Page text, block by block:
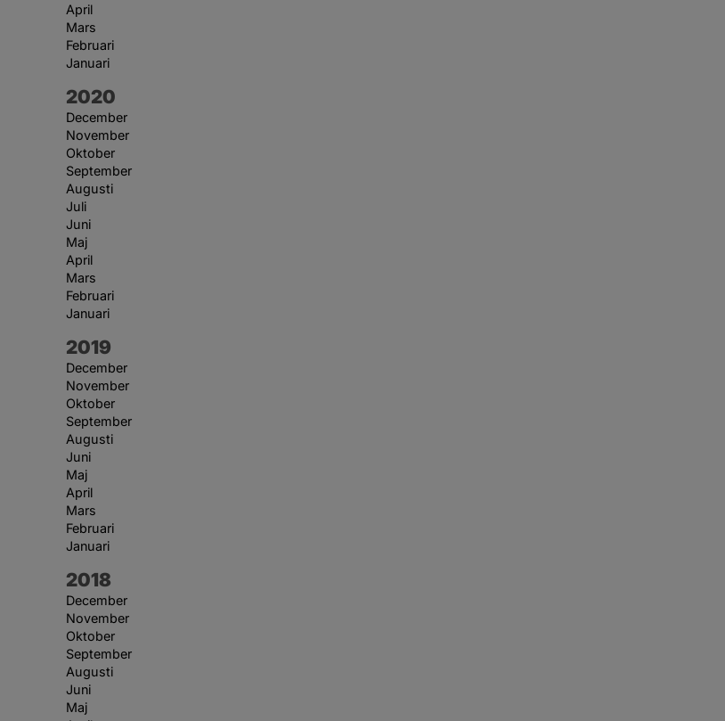
April
Mars
Februari
Januari
År:
2020
December
November
Oktober
September
Augusti
Juli
Juni
Maj
April
Mars
Februari
Januari
År:
2019
December
November
Oktober
September
Augusti
Juni
Maj
April
Mars
Februari
Januari
År:
2018
December
November
Oktober
September
Augusti
Juni
Maj